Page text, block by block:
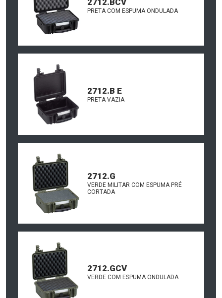
PRETA COM ESPUMA ONDULADA
2712.B E
PRETA VAZIA
2712.G
VERDE MILITAR COM ESPUMA PRÉ
CORTADA
2712.GCV
VERDE COM ESPUMA ONDULADA